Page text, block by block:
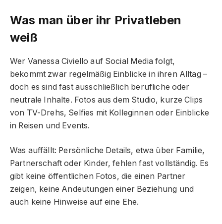
Was man über ihr Privatleben
weiß
Wer Vanessa Civiello auf Social Media folgt,
bekommt zwar regelmäßig Einblicke in ihren Alltag –
doch es sind fast ausschließlich berufliche oder
neutrale Inhalte. Fotos aus dem Studio, kurze Clips
von TV-Drehs, Selfies mit Kolleginnen oder Einblicke
in Reisen und Events.
Was auffällt: Persönliche Details, etwa über Familie,
Partnerschaft oder Kinder, fehlen fast vollständig. Es
gibt keine öffentlichen Fotos, die einen Partner
zeigen, keine Andeutungen einer Beziehung und
auch keine Hinweise auf eine Ehe.